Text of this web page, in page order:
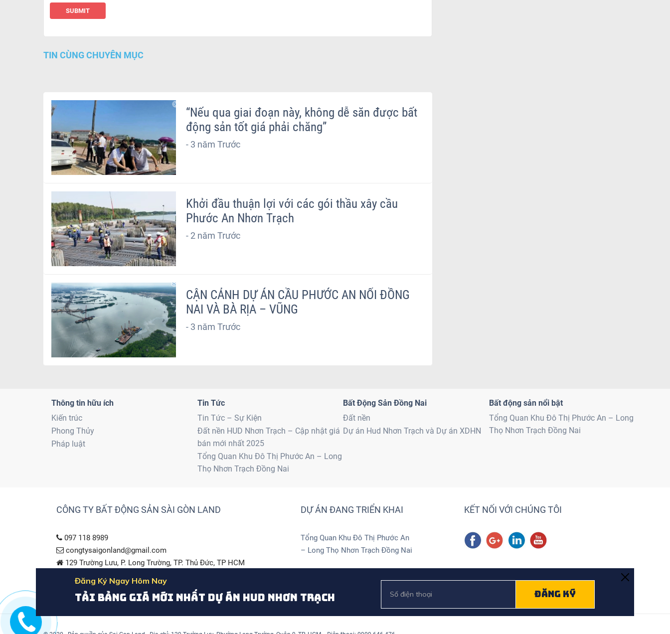
TIN CÙNG CHUYÊN MỤC
“Nếu qua giai đoạn này, không dễ săn được bất
động sản tốt giá phải chăng”
- 3 năm Trước
Khởi đầu thuận lợi với các gói thầu xây cầu
Phước An Nhơn Trạch
- 2 năm Trước
CẬN CẢNH DỰ ÁN CẦU PHƯỚC AN NỐI ĐỒNG
NAI VÀ BÀ RỊA – VŨNG
- 3 năm Trước
Thông tin hữu ích
Kiến trúc
Phong Thủy
Pháp luật
Tin Tức
Tin Tức – Sự Kiện
Đất nền HUD Nhơn Trạch – Cập nhật giá
bán mới nhất 2025
Tổng Quan Khu Đô Thị Phước An – Long
Thọ Nhơn Trạch Đồng Nai
Bất Động Sản Đồng Nai
Đất nền
Dự án Hud Nhơn Trạch và Dự án XDHN
Bất động sản nổi bật
Tổng Quan Khu Đô Thị Phước An – Long
Thọ Nhơn Trạch Đồng Nai
CÔNG TY BẤT ĐỘNG SẢN SÀI GÒN LAND
097 118 8989
congtysaigonland@gmail.com
129 Trường Lưu, P. Long Trường, TP. Thủ Đức, TP HCM
DỰ ÁN ĐANG TRIỂN KHAI
Tổng Quan Khu Đô Thị Phước An
– Long Thọ Nhơn Trạch Đồng Nai
KẾT NỐI VỚI CHÚNG TÔI